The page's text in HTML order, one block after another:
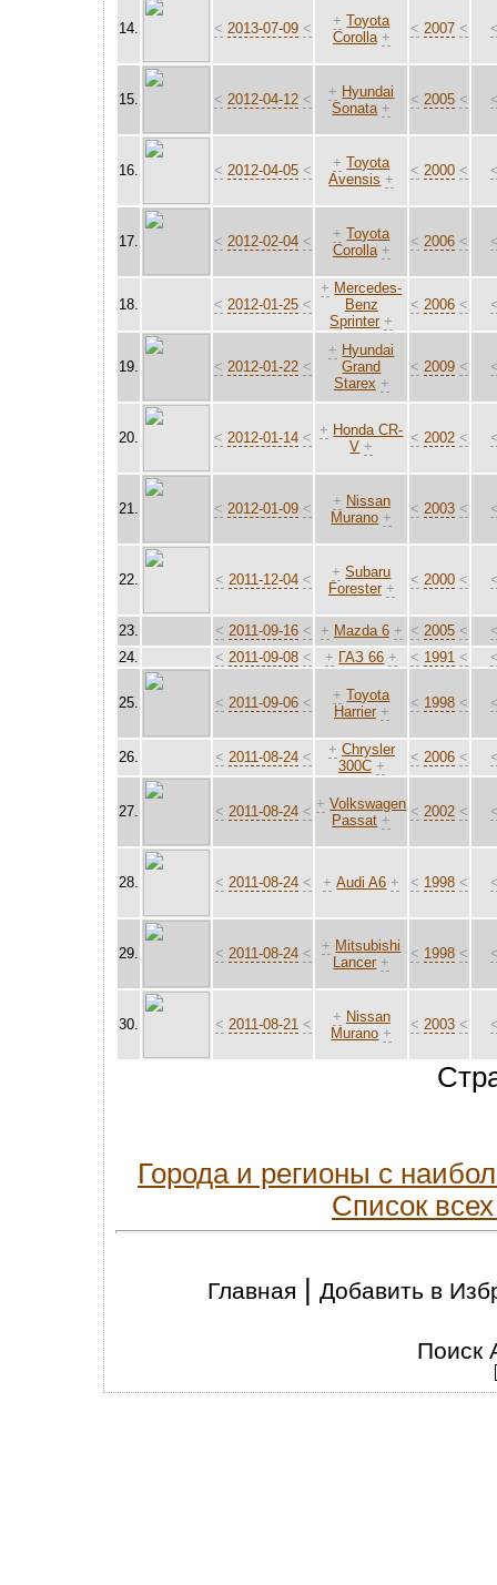
14. < 2013-07-09 < + Toyota
Corolla +
< 2007 <
15. < 2012-04-12 < + Hyundai
Sonata +
< 2005 <
16. < 2012-04-05 < + Toyota
Avensis +
< 2000 <
17. < 2012-02-04 < + Toyota
Corolla +
< 2006 <
18. < 2012-01-25 <
+ Mercedes-
Benz
Sprinter +
< 2006 <
19. < 2012-01-22 <
+ Hyundai
Grand
Starex +
< 2009 <
20. < 2012-01-14 < + Honda CR-
V +
< 2002 <
21. < 2012-01-09 < + Nissan
Murano +
< 2003 <
22. < 2011-12-04 < + Subaru
Forester +
< 2000 <
23. < 2011-09-16 < + Mazda 6 + < 2005 <
24.
< 2011-09-08 < + ГАЗ 66 + < 1991 <
25. < 2011-09-06 < + Toyota
Harrier +
< 1998 <
26. < 2011-08-24 < + Chrysler
300C +
< 2006 <
27. < 2011-08-24 < + Volkswagen
Passat +
< 2002 <
28. < 2011-08-24 < + Audi A6 + < 1998 <
29. < 2011-08-24 < + Mitsubishi
Lancer +
< 1998 <
30. < 2011-08-21 < + Nissan
Murano +
< 2003 <
Города и регионы с
Список
Главная | Добавить в
Поиск